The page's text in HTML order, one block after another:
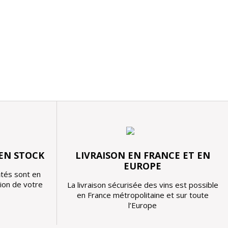
STOCK
sont en
de votre
LIVRAISON EN FRANCE ET EN
EUROPE
La livraison sécurisée des vins est possible
en France métropolitaine et sur toute
l’Europe